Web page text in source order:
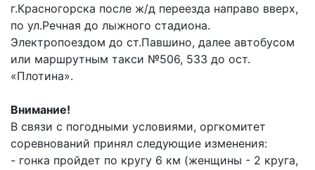
г.Красногорска после ж/д переезда направо вверх,
по ул.Речная до лыжного стадиона.
Электропоездом до ст.Павшино, далее автобусом
или маршрутным такси №506, 533 до ост.
«Плотина».
Внимание!
В связи с погодными условиями, оргкомитет
соревнований принял следующие изменения:
- гонка пройдет по кругу 6 км (женщины - 2 круга,